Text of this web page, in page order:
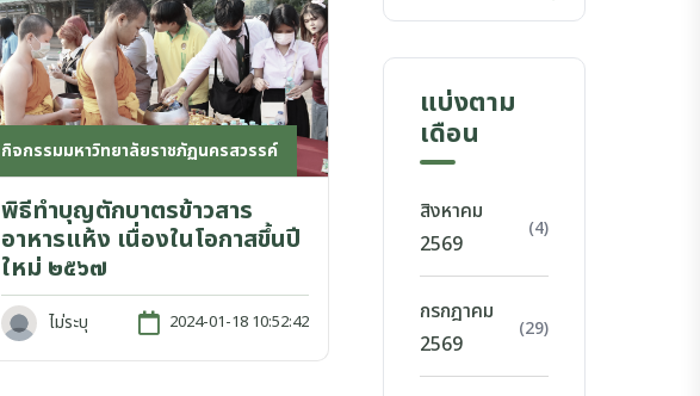
กิจกรรมมหาวิทยาลัยราชภัฏนครสวรรค์
พิธีทำบุญตักบาตรข้าวสาร
อาหารแห้ง เนื่องในโอกาสขึ้นปี
ใหม่ ๒๕๖๗
ไม่ระบุ 2024-01-18 10:52:42
แบ่งตาม
เดือน
สิงหาคม
2569
(4)
กรกฎาคม
2569
(29)